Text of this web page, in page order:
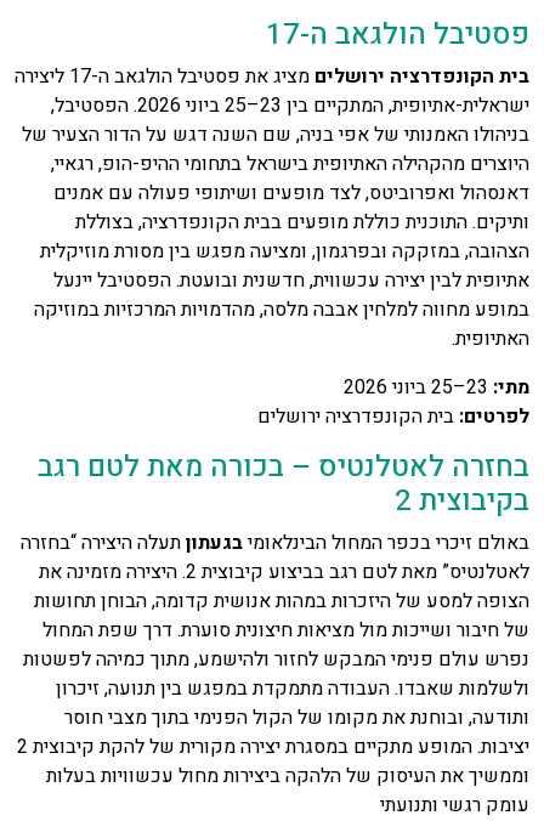
פסטיבל הולגאב ה-17
בית הקונפדרציה ירושלים
מציג את פסטיבל הולגאב ה-17 ליצירה
ישראלית-אתיופית, המתקיים בין 23–25 ביוני 2026. הפסטיבל,
בניהולו האמנותי של אפי בניה, שם השנה דגש על הדור הצעיר של
היוצרים מהקהילה האתיופית בישראל בתחומי ההיפ-הופ, רגאיי,
דאנסהול ואפרוביטס, לצד מופעים ושיתופי פעולה עם אמנים
ותיקים. התוכנית כוללת מופעים בבית הקונפדרציה, בצוללת
הצהובה, במזקקה ובפרגמון, ומציעה מפגש בין מסורת מוזיקלית
אתיופית לבין יצירה עכשווית, חדשנית ובועטת. הפסטיבל יינעל
במופע מחווה למלחין אבבה מלסה, מהדמויות המרכזיות במוזיקה
האתיופית.
מתי:
לפרטים: בית הקונפדרציה ירושלים
בחזרה לאטלנטיס – בכורה מאת לטם רגב
בקיבוצית 2
באולם זיכרי בכפר המחול הבינלאומיבגעתוןתעלה היצירה “בחזרה
לאטלנטיס” מאת לטם רגב בביצוע קיבוצית 2. היצירה מזמינה את
הצופה למסע של היזכרות במהות אנושית קדומה, הבוחן תחושות
של חיבור ושייכות מול מציאות חיצונית סוערת. דרך שפת המחול
נפרש עולם פנימי המבקש לחזור ולהישמע, מתוך כמיהה לפשטות
ולשלמות שאבדו. העבודה מתמקדת במפגש בין תנועה, זיכרון
ותודעה, ובוחנת את מקומו של הקול הפנימי בתוך מצבי חוסר
יציבות. המופע מתקיים במסגרת יצירה מקורית של להקת קיבוצית 2
וממשיך את העיסוק של הלהקה ביצירות מחול עכשוויות בעלות
עומק רגשי ותנועתי